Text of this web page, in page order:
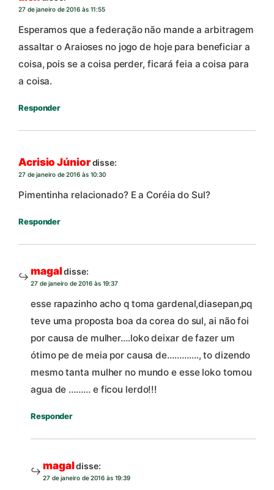
27 de janeiro de 2016 às 11:55
Esperamos que a federação não mande a arbitragem
assaltar o Araioses no jogo de hoje para beneficiar a
coisa, pois se a coisa perder, ficará feia a coisa para
a coisa.
Responder
Acrisio Júniordisse:
27 de janeiro de 2016 às 10:30
Pimentinha relacionado? E a Coréia do Sul?
Responder
magaldisse:
27 de janeiro de 2016 às 19:37
esse rapazinho acho q toma gardenal,diasepan,pq
teve uma proposta boa da corea do sul, ai não foi
por causa de mulher….loko deixar de fazer um
ótimo pe de meia por causa de…………., to dizendo
mesmo tanta mulher no mundo e esse loko tomou
agua de ……… e ficou lerdo!!!
Responder
magaldisse:
27 de janeiro de 2016 às 19:39